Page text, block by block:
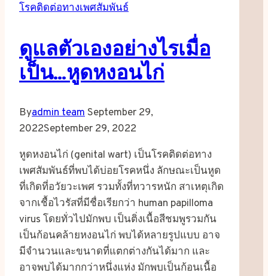
โรคติดต่อทางเพศสัมพันธ์
ดูแลตัวเองอย่างไรเมื่อ
เป็น…หูดหงอนไก่
Byadmin teamSeptember 29,
2022September 29, 2022
หูดหงอนไก่ (genital wart) เป็นโรคติดต่อทาง
เพศสัมพันธ์ที่พบได้บ่อยโรคหนึ่ง ลักษณะเป็นหูด
ที่เกิดที่อวัยวะเพศ รวมทั้งที่ทวารหนัก สาเหตุเกิด
จากเชื้อไวรัสที่มีชื่อเรียกว่า human papilloma
virus โดยทั่วไปมักพบ เป็นติ่งเนื้อสีชมพูรวมกัน
เป็นก้อนคล้ายหงอนไก่ พบได้หลายรูปแบบ อาจ
มีจำนวนและขนาดที่แตกต่างกันได้มาก และ
อาจพบได้มากกว่าหนึ่งแห่ง มักพบเป็นก้อนเนื้อ